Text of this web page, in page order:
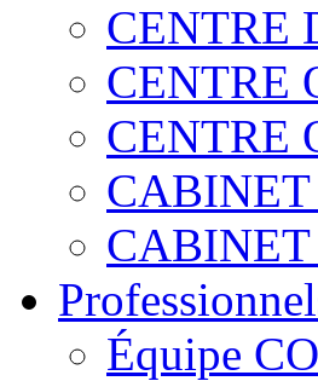
CENTRE
CENTRE
CENTRE
Équipe